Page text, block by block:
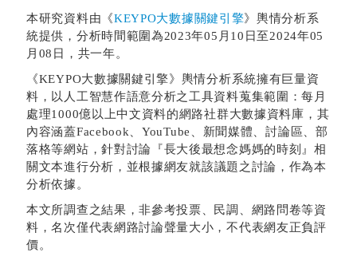
本研究資料由《KEYPO大數據關鍵引擎》輿情分析系
統提供，分析時間範圍為2023年05月10日至2024年05
月08日，共一年。
《KEYPO大數據關鍵引擎》輿情分析系統擁有巨量資
料，以人工智慧作語意分析之工具資料蒐集範圍：每月
處理1000億以上中文資料的網路社群大數據資料庫，其
內容涵蓋Facebook、YouTube、新聞媒體、討論區、部
落格等網站 ，針對討論『長大後最想念媽媽的時刻』相
關文本進行分析 ，並根據網友就該議題之討論，作為本
分析依據。
本文所調查之結果，非參考投票、民調、網路問卷等資
料，名次僅代表網路討論聲量大小，不代表網友正負評
價。